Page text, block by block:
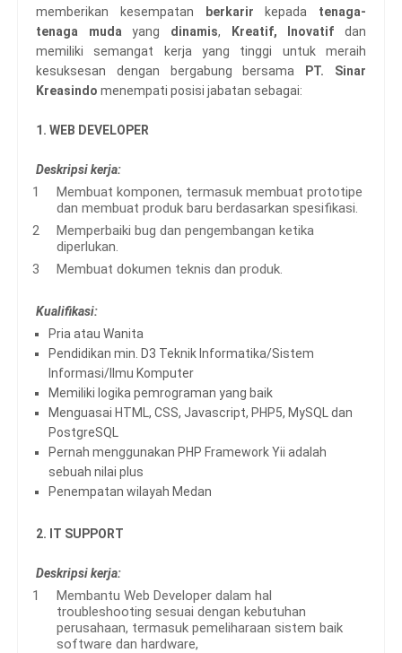
memberikan kesempatan berkarir kepada tenaga-
tenaga mudayang dinamis, Kreatif, Inovatif dan
memiliki semangat kerja yang tinggi untuk meraih
kesuksesan dengan bergabung bersama
PT. Sinar
Kreasindo menempati posisi jabatan sebagai:
1. WEB DEVELOPER
Deskripsi kerja:
Membuat komponen, termasuk membuat prototipe
dan membuat produk baru berdasarkan spesifikasi.
Memperbaiki bug dan pengembangan ketika
diperlukan.
Membuat dokumen teknis dan produk.
Kualifikasi:
Pria atau Wanita
Pendidikan min. D3 Teknik Informatika/Sistem
Informasi/Ilmu Komputer
Memiliki logika pemrograman yang baik
Menguasai HTML, CSS, Javascript, PHP5, MySQL dan
PostgreSQL
Pernah menggunakan PHP Framework Yii adalah
sebuah nilai plus
Penempatan wilayah Medan
2. IT SUPPORT
Deskripsi kerja:
Membantu Web Developer dalam hal
troubleshooting sesuai dengan kebutuhan
perusahaan, termasuk pemeliharaan sistem baik
software dan hardware,